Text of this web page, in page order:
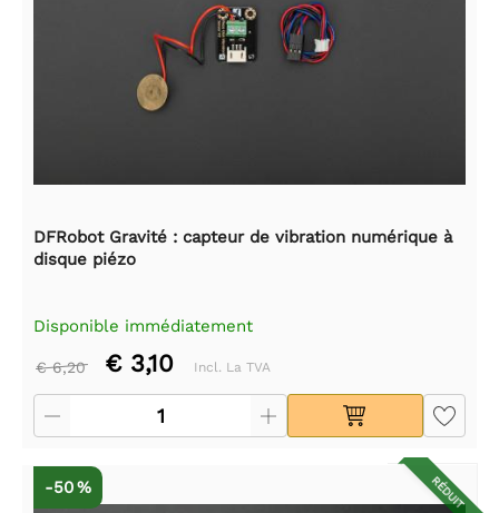
DFRobot Gravité : capteur de vibration numérique à
disque piézo
Disponible immédiatement
€ 6,20 € 3,10 Incl. La TVA
RÉDUIT
-50 %